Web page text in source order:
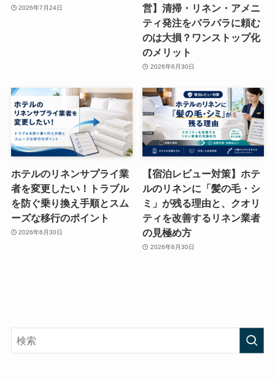
2026年7月24日
営】清掃・リネン・アメニ
ティ発注をバラバラに頼む
のは大損？ワンストップ化
のメリット
2026年6月30日
ホテルのリネンサプライ業
者を変更したい！トラブル
を防ぐ乗り換え手順とスム
ーズな移行のポイント
2026年6月30日
【宿泊レビュー対策】ホテ
ルのリネンに「髪の毛・シ
ミ」が残る理由と、クオリ
ティを改善するリネン業者
の見極め方
2026年6月30日